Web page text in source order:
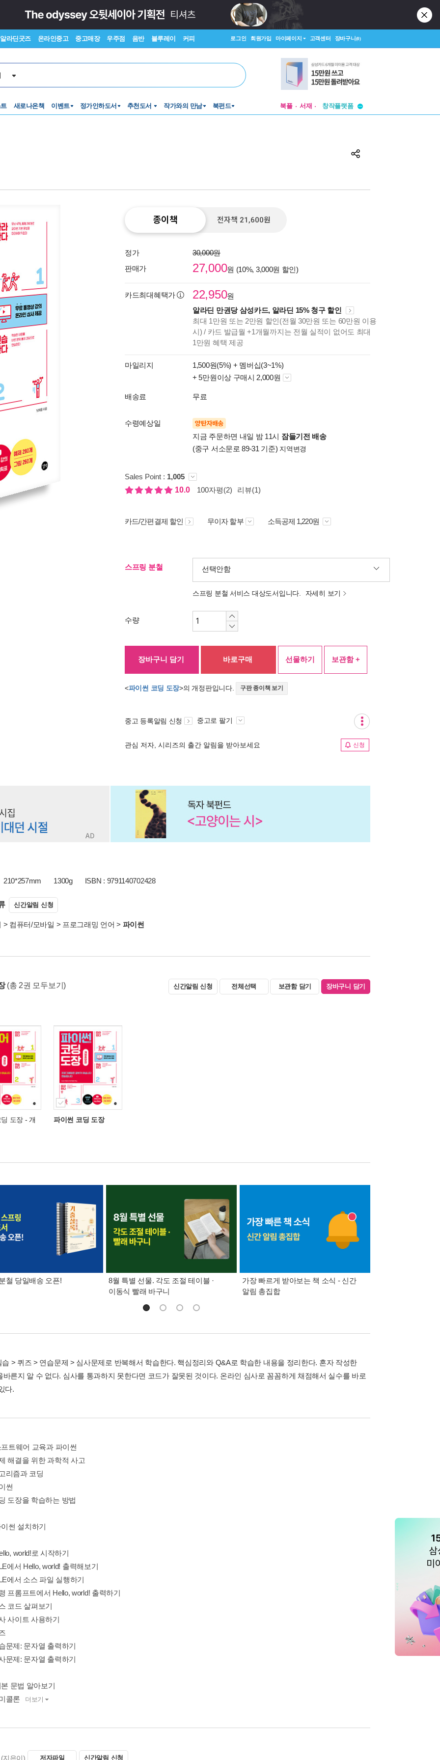
알라딘굿즈 온라인중고 중고매장 우주점 음반 블루레이 커피 로그인 회원가입 마이페이지 고객센터 장바구니(0)
새로나온책 이벤트 정가인하도서 추천도서 작가와의 만남 북펀드 북플 서재
창작플랫폼
종이책 전자책 21,600원
정가
30,000원
판매가
27,000원 (10%, 3,000원 할인)
카드최대혜택가 22,950원
알라딘 만권당 삼성카드, 알라딘 15% 청구 할인
최대 1만원 또는 2만원 할인(전월 30만원 또는 60만원 이용
시) / 카드 발급월 +1개월까지는 전월 실적이 없어도 최대
1만원 혜택 제공
마일리지 1,500원(5%) + 멤버십(3~1%)
+ 5만원이상 구매시 2,000원
배송료 무료
수령예상일 양탄자배송
지금 주문하면 내일 밤 11시 잠들기전 배송
(중구 서소문로 89-31 기준) 지역변경
Sales Point : 1,005
10.0
100자평(2) 리뷰(1)
카드/간편결제 할인 무이자 할부 소득공제 1,220원
스프링 분철 선택안함
스프링 분철 서비스 대상도서입니다. 자세히 보기
수량
장바구니 담기 바로구매 선물하기 보관함 +
<파이썬 코딩 도장>의 개정판입니다. 구판 종이책 보기
중고 등록알림 신청 중고로 팔기
관심 저자, 시리즈의 출간 알림을 받아보세요 신청
210*257mm 1300g ISBN : 9791140702428
신간알림 신청
> 컴퓨터/모바일 > 프로그래밍 언어 > 파이썬
(총 2권 모두보기) 신간알림 신청 전체선택 보관함 담기 장바구니 담기
도장 - 개 파이썬 코딩 도장
철 당일배송 오픈!
8월 특별 선물. 각도 조절 테이블 ·
이동식 빨래 바구니
가장 빠르게 받아보는 책 소식 - 신간
알림 총집합
습 > 퀴즈 > 연습문제 > 심사문제로 반복해서 학습한다. 핵심정리와 Q&A로 학습한 내용을 정리한다. 혼자 작성한
바른지 알 수 없다. 심사를 통과하지 못한다면 코드가 잘못된 것이다. 온라인 심사로 꼼꼼하게 채점해서 실수를 바로
다.
트웨어 교육과 파이썬
해결을 위한 과학적 사고
리즘과 코딩
썬
도장을 학습하는 방법
썬 설치하기
world!로 시작하기
에서 Hello, world! 출력해보기
에서 소스 파일 실행하기
프롬프트에서 Hello, world! 출력하기
코드 살펴보기
사이트 사용하기
문제: 문자열 출력하기
문제: 문자열 출력하기
문법 알아보기
콜론
더보기
(지은이) 저자파일 신간알림 신청